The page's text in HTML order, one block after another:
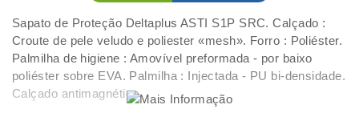
Sapato de Proteção Deltaplus ASTI S1P SRC. Calçado :
Croute de pele veludo e poliester «mesh». Forro : Poliéster.
Palmilha de higiene : Amovível preformada - por baixo
poliéster sobre EVA. Palmilha : Injectada - PU bi-densidade.
Calçado antimagnético.